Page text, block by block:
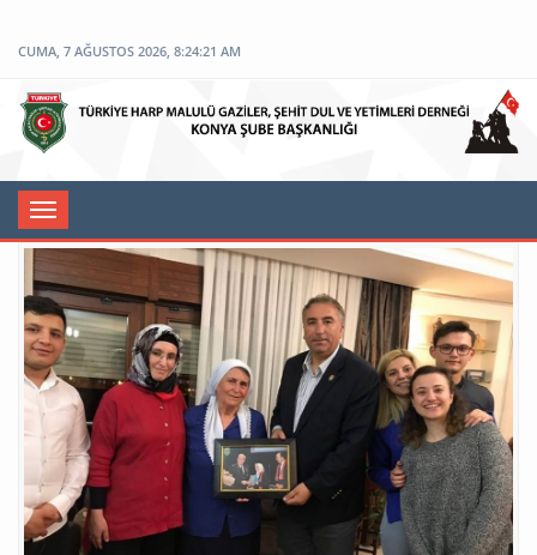
CUMA, 7 AĞUSTOS 2026, 8:24:21 AM
Toggle
navigation